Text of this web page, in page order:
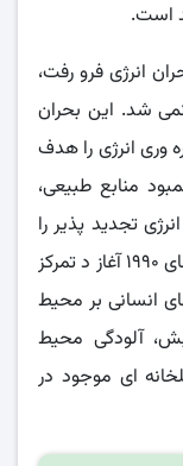
است.
۱۹۷۰ در شوک بحران انرژی فرو رفت،
شد. این بحران
وری انرژی را هدف
منابع طبیعی،
تجدید پذیر را
ضروری نمود، جنیش دوم که پس از سال های ۱۹۹۰ آغاز د تمرکز
انسانی بر محیط
آلودگی محیط
ای موجود در